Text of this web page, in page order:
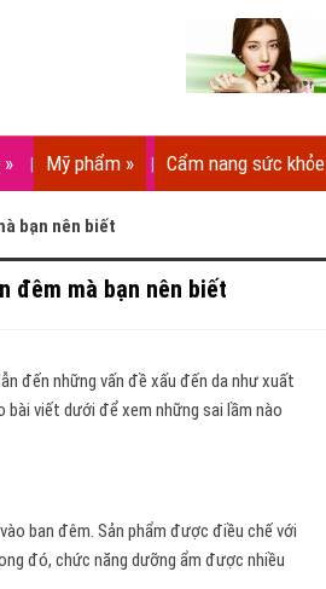
» Mỹ phẩm » Cẩm nang sức khỏe
bạn nên biết
đêm mà bạn nên biết
đến những vấn đề xấu đến da như xuất
bài viết dưới để xem những sai lầm nào
ban đêm. Sản phẩm được điều chế với
đó, chức năng dưỡng ẩm được nhiều